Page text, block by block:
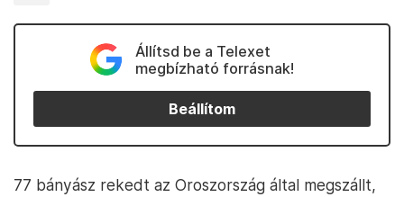
Állítsd be a Telexet
megbízható forrásnak!
Beállítom
77 bányász rekedt az Oroszország által megszállt,